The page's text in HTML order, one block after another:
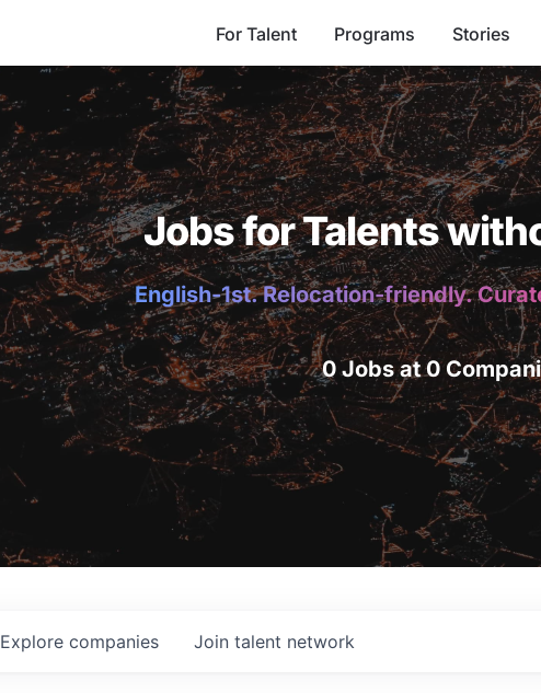
For Talent Programs Stories
Jobs for Talents
English-1st. Relocation-friendly.
0 Jobs at 0
Explore companies Join talent network